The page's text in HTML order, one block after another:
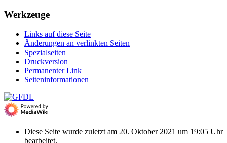
Werkzeuge
Links auf diese Seite
Änderungen an verlinkten Seiten
Spezialseiten
Druckversion
Permanenter Link
Seiten­­informationen
Diese Seite wurde zuletzt am 20. Oktober 2021 um 19:05 Uhr
bearbeitet.